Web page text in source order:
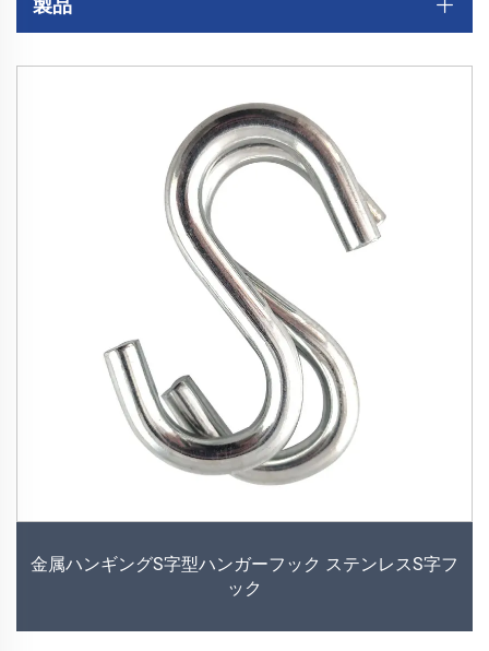
製品
金属ハンギングS字型ハンガーフック ステンレスS字フ
ック